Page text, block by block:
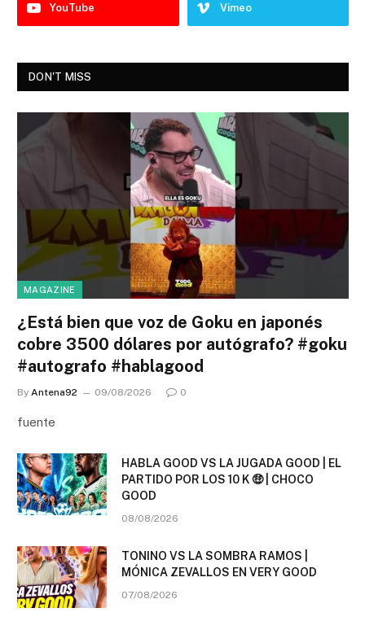
YouTube Vimeo
DON'T MISS
MAGAZINE
¿Está bien que voz de Goku en japonés
cobre 3500 dólares por autógrafo? #goku
#autografo #hablagood
By Antena92 09/08/2026 0
fuente
HABLA GOOD VS LA JUGADA GOOD | EL
PARTIDO POR LOS 10 K 🤑 | CHOCO
GOOD
08/08/2026
TONINO VS LA SOMBRA RAMOS |
MÓNICA ZEVALLOS EN VERY GOOD
07/08/2026